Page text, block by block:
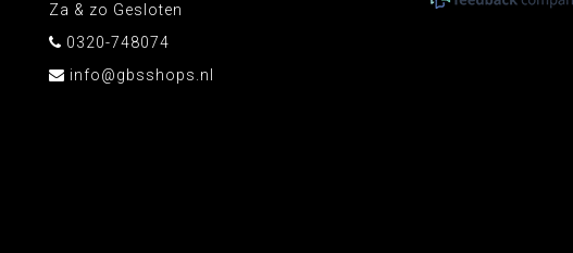
Za & zo Gesloten
0320-748074
info@gbsshops.nl